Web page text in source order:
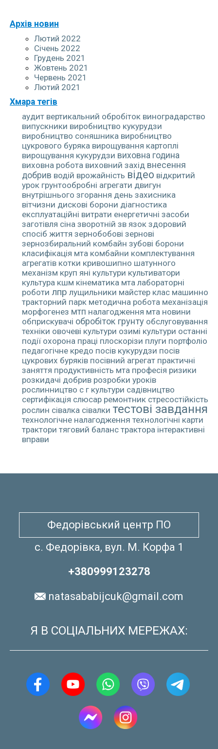
Архів новин
Лютий 2022
Січень 2022
Грудень 2021
Жовтень 2021
Червень 2021
Лютий 2021
Хмара тегів
аудит вертикальний обробіток виноградарство
випускники виробництво кукурудзи
виробництво соняшника виробництво
цукрового буряка вирощування картоплі
вирощування кукурудзи виховна година
виховна робота виховний захід внесення
добрив водій врожайність відео відкритий
урок грунтообробні агрегати двигун
внутрішнього згорання день захисника
вітчизни дискові борони діагностика
експлуатаційні витрати енергетичні засоби
заготівля сіна зворотній зв язок здоровий
спосіб життя зернобобові зернові
зернозбиральний комбайн зубові борони
класифікація мта комбайни комплектування
агрегатів котки кривошипно шатунного
механізм круп яні культури культиватори
культура кшм кінематика мта лабораторні
роботи лпр лущильники майстер клас машинно
тракторний парк методична робота механізація
морфогенез мтп налагодження мта новини
обприскувачі обробіток грунту обслуговування
техніки овочеві культури озимі культури останні
події охорона праці плоскорізи плуги портфоліо
педагогічне кредо посів кукурудзи посів
цукрових буряків посівний агрегат практичні
заняття продуктивність мта професія ризики
розкидачі добрив розробки уроків
рослинництво с г культури садівництво
сертифікація слюсар ремонтник стресостійкість
рослин сівалка сівалки тестові завдання
технологічне налагодження технологічні карти
трактори тяговий баланс трактора інтерактивні
вправи
Федорівський центр ПО
с. Федорівка, вул. М. Корфа 1
+380999123278
natasababijcuk@gmail.com
Я В СОЦІАЛЬНИХ МЕРЕЖАХ: